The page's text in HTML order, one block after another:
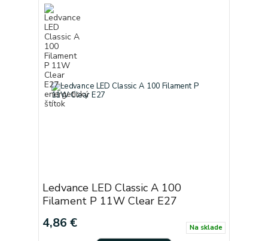
Ledvance LED Classic A 100
Filament P 11W Clear E27
4,86 € Na sklade